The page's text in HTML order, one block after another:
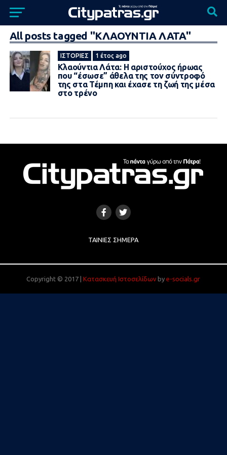
All posts tagged "ΚΛΑΟΥΝΤΙΑ ΛΑΤΑ"
ΙΣΤΟΡΊΕΣ 1 έτος ago
Κλαούντια Λάτα: Η αριστούχος ήρωας
που “έσωσε” άθελα της τον σύντροφό
της στα Τέμπη και έχασε τη ζωή της μέσα
στο τρένο
ΤΑΙΝΊΕΣ ΣΉΜΕΡΑ
Copyright © 2017 |Κατασκευή Ιστοσελίδων bye-socials.gr